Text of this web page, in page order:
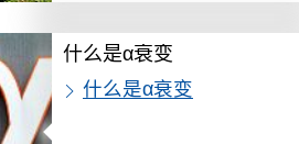
什么是α衰变
什么是α衰变